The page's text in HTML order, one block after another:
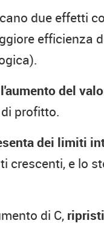
due effetti
efficienza
del
profitto.
dei limiti
e lo
di C,